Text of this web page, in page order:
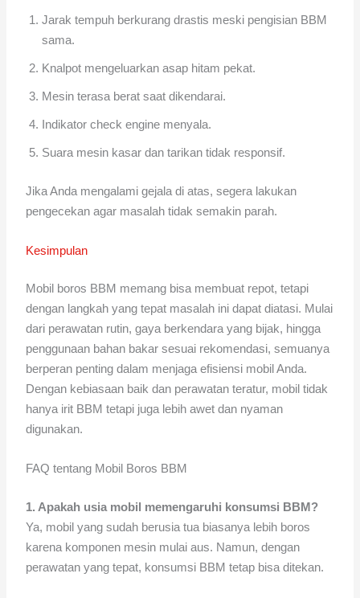
Jarak tempuh berkurang drastis meski pengisian BBM
sama.
Knalpot mengeluarkan asap hitam pekat.
Mesin terasa berat saat dikendarai.
Indikator check engine menyala.
Suara mesin kasar dan tarikan tidak responsif.
Jika Anda mengalami gejala di atas, segera lakukan
pengecekan agar masalah tidak semakin parah.
Kesimpulan
Mobil boros BBM memang bisa membuat repot, tetapi
dengan langkah yang tepat masalah ini dapat diatasi. Mulai
dari perawatan rutin, gaya berkendara yang bijak, hingga
penggunaan bahan bakar sesuai rekomendasi, semuanya
berperan penting dalam menjaga efisiensi mobil Anda.
Dengan kebiasaan baik dan perawatan teratur, mobil tidak
hanya irit BBM tetapi juga lebih awet dan nyaman
digunakan.
FAQ tentang Mobil Boros BBM
1. Apakah usia mobil memengaruhi konsumsi BBM?
Ya, mobil yang sudah berusia tua biasanya lebih boros
karena komponen mesin mulai aus. Namun, dengan
perawatan yang tepat, konsumsi BBM tetap bisa ditekan.